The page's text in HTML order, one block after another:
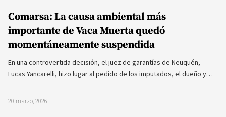
Comarsa: La causa ambiental más
importante de Vaca Muerta quedó
momentáneamente suspendida
En una controvertida decisión, el juez de garantías de Neuquén,
Lucas Yancarelli, hizo lugar al pedido de los imputados, el dueño y…
20 marzo, 2026